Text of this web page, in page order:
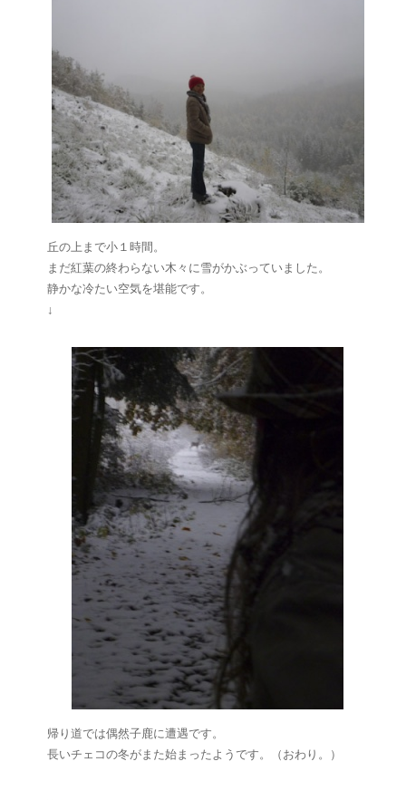
丘の上まで小１時間。
まだ紅葉の終わらない木々に雪がかぶっていました。
静かな冷たい空気を堪能です。
↓
帰り道では偶然子鹿に遭遇です。
長いチェコの冬がまた始まったようです。（おわり。）